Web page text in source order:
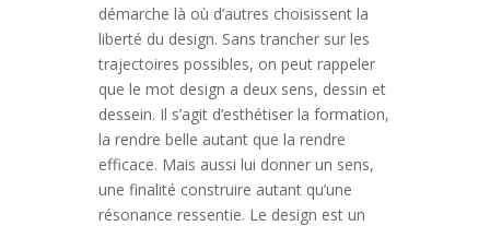
démarche là où d’autres choisissent la
liberté du design. Sans trancher sur les
trajectoires possibles, on peut rappeler
que le mot design a deux sens, dessin et
dessein. Il s’agit d’esthétiser la formation,
la rendre belle autant que la rendre
efficace. Mais aussi lui donner un sens,
une finalité construire autant qu’une
résonance ressentie. Le design est un